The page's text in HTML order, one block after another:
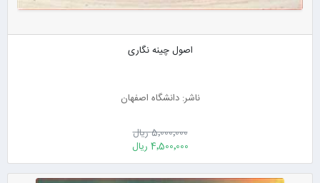
اصول چینه نگاری
ناشر: دانشگاه اصفهان
5٬000٬000 ریال
4٬500٬000 ریال